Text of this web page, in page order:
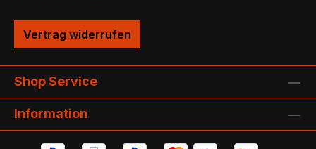
Vertrag widerrufen
Shop Service
Information